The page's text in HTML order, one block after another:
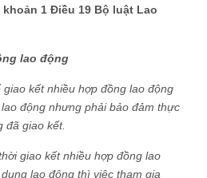
khoản 1 Điều 19 Bộ luật Lao
lao động
kết nhiều hợp đồng lao động
động nhưng phải bảo đảm thực
đã giao kết.
giao kết nhiều hợp đồng lao
lao động thì việc tham gia